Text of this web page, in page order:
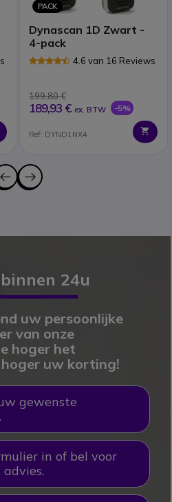
PACK
Dynascan 1D Zwart -
4-pack
4.6 van 16 Reviews
199,80 €
189,93 € ex. BTW -5%
Ref: DYND1NX4
binnen 24u
uw persoonlijke
van onze
hoger het
uw korting!
gewenste
in of bel voor